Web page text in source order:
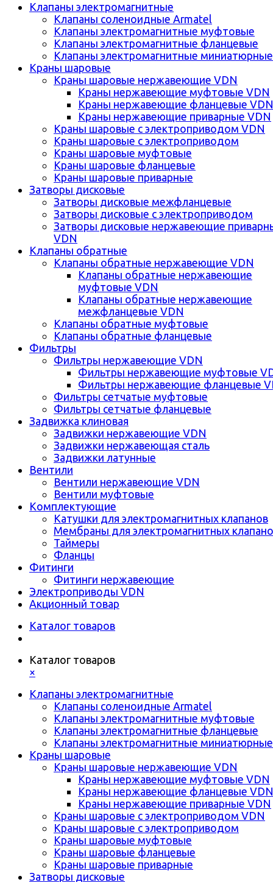
Клапаны электромагнитные
Клапаны соленоидные Armatel
Клапаны электромагнитные муфтовые
Клапаны электромагнитные фланцевые
Клапаны электромагнитные миниатюрные
Краны шаровые
Краны шаровые нержавеющие VDN
Краны нержавеющие муфтовые VDN
Краны нержавеющие фланцевые VDN
Краны нержавеющие приварные VDN
Краны шаровые с электроприводом VDN
Краны шаровые с электроприводом
Краны шаровые муфтовые
Краны шаровые фланцевые
Краны шаровые приварные
Затворы дисковые
Затворы дисковые межфланцевые
Затворы дисковые с электроприводом
Затворы дисковые нержавеющие
VDN
Клапаны обратные
Клапаны обратные нержавеющие VDN
Клапаны обратные нержавеющие
муфтовые VDN
Клапаны обратные нержавеющие
межфланцевые VDN
Клапаны обратные муфтовые
Клапаны обратные фланцевые
Фильтры
Фильтры нержавеющие VDN
Фильтры нержавеющие муфтовые
Фильтры нержавеющие фланцевые
Фильтры сетчатые муфтовые
Фильтры сетчатые фланцевые
Задвижка клиновая
Задвижки нержавеющие VDN
Задвижки нержавеющая сталь
Задвижки латунные
Вентили
Вентили нержавеющие VDN
Вентили муфтовые
Комплектующие
Катушки для электромагнитных клапанов
Мембраны для электромагнитных
Таймеры
Фланцы
Фитинги
Фитинги нержавеющие
Электроприводы VDN
Акционный товар
Каталог товаров
Каталог товаров
×
Клапаны электромагнитные
Клапаны соленоидные Armatel
Клапаны электромагнитные муфтовые
Клапаны электромагнитные фланцевые
Клапаны электромагнитные миниатюрные
Краны шаровые
Краны шаровые нержавеющие VDN
Краны нержавеющие муфтовые VDN
Краны нержавеющие фланцевые VDN
Краны нержавеющие приварные VDN
Краны шаровые с электроприводом VDN
Краны шаровые с электроприводом
Краны шаровые муфтовые
Краны шаровые фланцевые
Краны шаровые приварные
Затворы дисковые